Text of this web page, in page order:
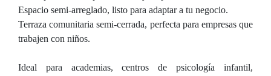
Espacio semi-arreglado, listo para adaptar a tu negocio.
Terraza comunitaria semi-cerrada, perfecta para empresas que
trabajen con niños.
Ideal para academias, centros de psicología infantil,